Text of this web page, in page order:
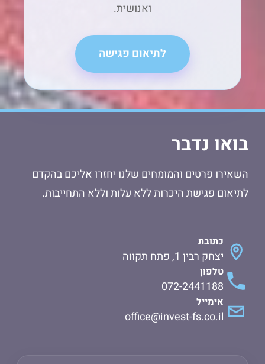
ואנושית.
לתיאום פגישה
בואו נדבר
השאירו פרטים והמומחים שלנו יחזרו אליכם בהקדם
לתיאום פגישת היכרות ללא עלות וללא התחייבות.
כתובת
יצחק רבין 1, פתח תקווה
טלפון
072-2441188
אימייל
office@invest-fs.co.il